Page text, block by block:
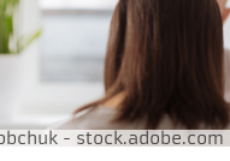
Ab 2027
Grenzen
im Job ist gestiegen
- stock.adobe.com